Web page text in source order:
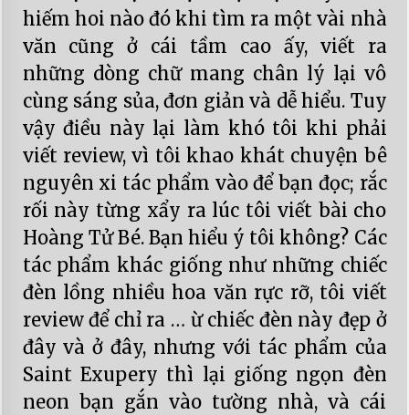
hiếm hoi nào đó khi tìm ra một vài nhà
văn cũng ở cái tầm cao ấy, viết ra
những dòng chữ mang chân lý lại vô
cùng sáng sủa, đơn giản và dễ hiểu. Tuy
vậy điều này lại làm khó tôi khi phải
viết review, vì tôi khao khát chuyện bê
nguyên xi tác phẩm vào để bạn đọc; rắc
rối này từng xẩy ra lúc tôi viết bài cho
Hoàng Tử Bé. Bạn hiểu ý tôi không? Các
tác phẩm khác giống như những chiếc
đèn lồng nhiều hoa văn rực rỡ, tôi viết
review để chỉ ra … ừ chiếc đèn này đẹp ở
đây và ở đây, nhưng với tác phẩm của
Saint Exupery thì lại giống ngọn đèn
neon bạn gắn vào tường nhà, và cái